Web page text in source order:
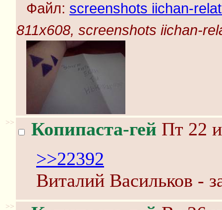
Файл: screenshots iichan-
811x608, screenshots iichan-
>> Копипаста-гей Пт 22
>>22392
Виталий Васильков -
>>